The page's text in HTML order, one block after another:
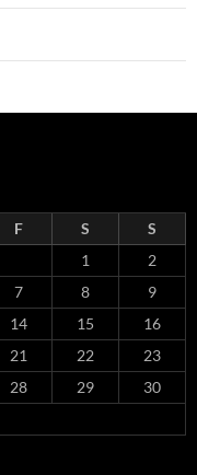
F S
S
1
2
7 8
9
14 15
16
21 22
23
28 29
30